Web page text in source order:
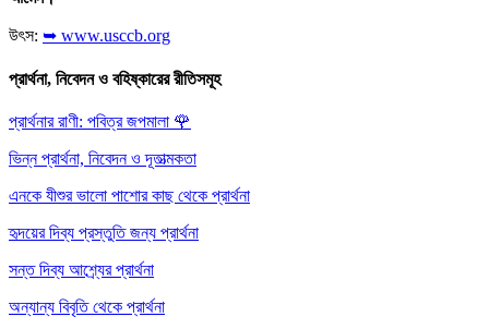
উৎস: ➥ www.usccb.org
প্রার্থনা, নিবেদন ও বহিষ্কারের রীতিসমূহ
প্রার্থনার রাণী: পবিত্র জপমালা 🌹
ভিন্ন প্রার্থনা, নিবেদন ও দূতাত্মকতা
এনকে যীশুর ভালো পাশোর কাছ থেকে প্রার্থনা
হৃদয়ের দিব্য প্রস্তুতি জন্য প্রার্থনা
সন্ত দিব্য আশ্র্যের প্রার্থনা
অন্যান্য বিবৃতি থেকে প্রার্থনা